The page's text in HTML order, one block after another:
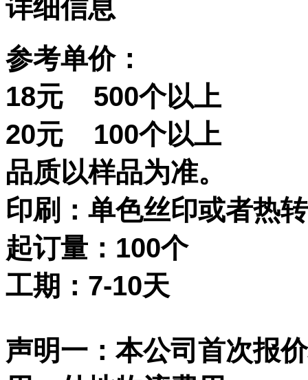
详细信息
参考单价：
18元 500个以上
20元 100个以上
品质以样品为准。
印刷：单色丝印或者热
起订量：100个
工期：7-10天
声明一：本公司首次报